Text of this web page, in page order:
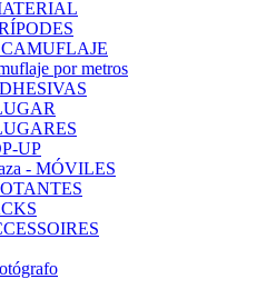
por metros
UP
- MÓVILES